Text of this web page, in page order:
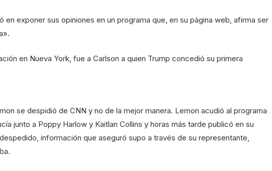
en exponer sus opiniones en un programa que, en su página web, afirma ser
en Nueva York, fue a Carlson a quien Trump concedió su primera
se despidió de CNN y no de la mejor manera. Lemon acudió al programa
junto a Poppy Harlow y Kaitlan Collins y horas más tarde publicó en su
información que aseguró supo a través de su representante,